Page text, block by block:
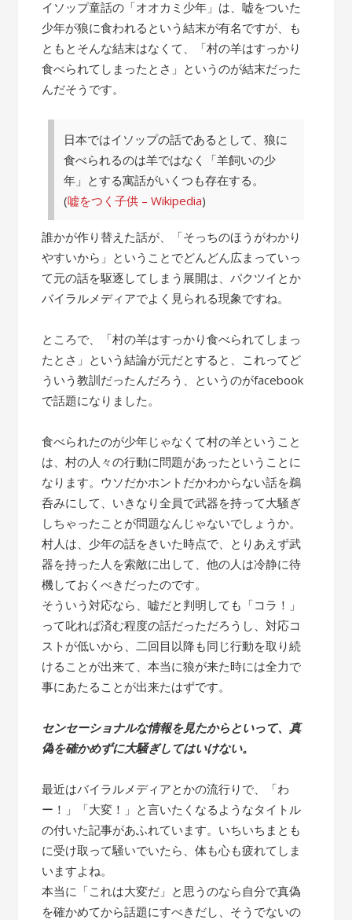
話”
イソップ童話の「オオカミ少年」は、嘘をついた
少年が狼に食われるという結末が有名ですが、も
ともとそんな結末はなくて、「村の羊はすっかり
食べられてしまったとさ」というのが結末だった
んだそうです。
日本ではイソップの話であるとして、狼に
食べられるのは羊ではなく「羊飼いの少
年」とする寓話がいくつも存在する。
(嘘をつく子供 – Wikipedia)
誰かが作り替えた話が、「そっちのほうがわかり
やすいから」ということでどんどん広まっていっ
て元の話を駆逐してしまう展開は、パクツイとか
バイラルメディアでよく見られる現象ですね。
ところで、「村の羊はすっかり食べられてしまっ
たとさ」という結論が元だとすると、これってど
ういう教訓だったんだろう、というのがfacebook
で話題になりました。
食べられたのが少年じゃなくて村の羊ということ
は、村の人々の行動に問題があったということに
なります。ウソだかホントだかわからない話を鵜
呑みにして、いきなり全員で武器を持って大騒ぎ
しちゃったことが問題なんじゃないでしょうか。
村人は、少年の話をきいた時点で、とりあえず武
器を持った人を索敵に出して、他の人は冷静に待
機しておくべきだったのです。
そういう対応なら、嘘だと判明しても「コラ！」
って叱れば済む程度の話だっただろうし、対応コ
ストが低いから、二回目以降も同じ行動を取り続
けることが出来て、本当に狼が来た時には全力で
事にあたることが出来たはずです。
センセーショナルな情報を見たからといって、真
偽を確かめずに大騒ぎしてはいけない。
最近はバイラルメディアとかの流行りで、「わ
ー！」「大変！」と言いたくなるようなタイトル
の付いた記事があふれています。いちいちまとも
に受け取って騒いでいたら、体も心も疲れてしま
いますよね。
本当に「これは大変だ」と思うのなら自分で真偽
を確かめてから話題にすべきだし、そうでないの